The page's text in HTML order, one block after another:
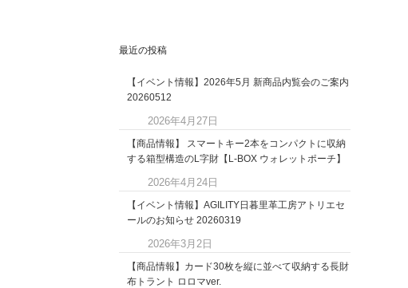
最近の投稿
【イベント情報】2026年5月 新商品内覧会のご案内
20260512
2026年4月27日
【商品情報】 スマートキー2本をコンパクトに収納
する箱型構造のL字財【L-BOX ウォレットポーチ】
2026年4月24日
【イベント情報】AGILITY日暮里革工房アトリエセ
ールのお知らせ 20260319
2026年3月2日
【商品情報】カード30枚を縦に並べて収納する長財
布トラント ロロマver.